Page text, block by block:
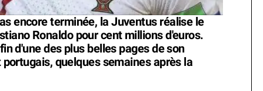
encore terminée, la Juventus réalise le
Ronaldo pour cent millions d'euros.
d'une des plus belles pages de son
quelques semaines après la